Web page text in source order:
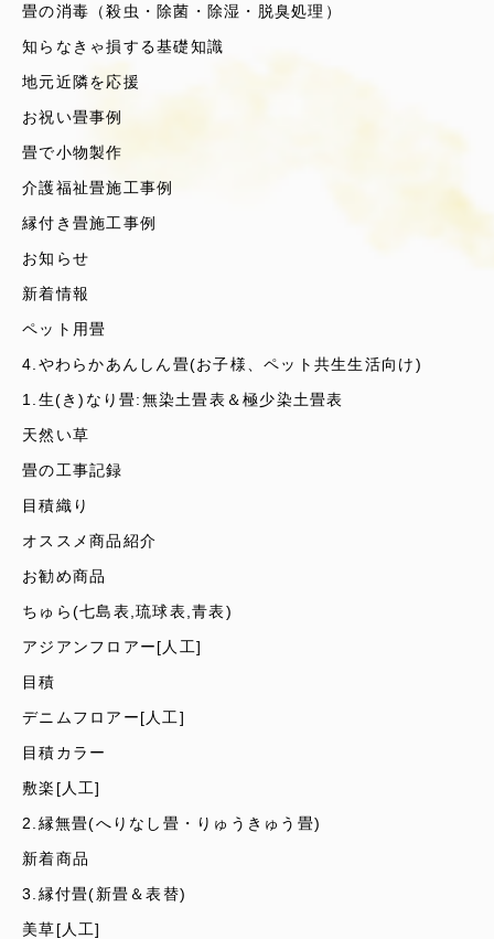
畳の消毒（殺虫・除菌・除湿・脱臭処理）
知らなきゃ損する基礎知識
地元近隣を応援
お祝い畳事例
畳で小物製作
介護福祉畳施工事例
縁付き畳施工事例
お知らせ
新着情報
ペット用畳
4.やわらかあんしん畳(お子様、ペット共生生活向け)
1.生(き)なり畳:無染土畳表＆極少染土畳表
天然い草
畳の工事記録
目積織り
オススメ商品紹介
お勧め商品
ちゅら(七島表,琉球表,青表)
アジアンフロアー[人工]
目積
デニムフロアー[人工]
目積カラー
敷楽[人工]
2.縁無畳(へりなし畳・りゅうきゅう畳)
新着商品
3.縁付畳(新畳＆表替)
美草[人工]